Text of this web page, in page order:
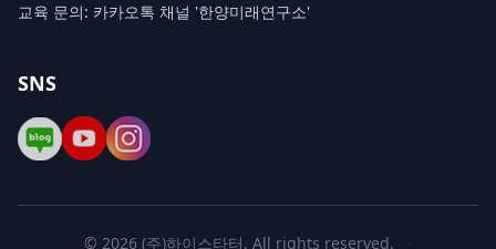
교육 문의: 카카오톡 채널 '한양미래연구소'
SNS
© 2026 (주)하이스타터. All rights reserved.